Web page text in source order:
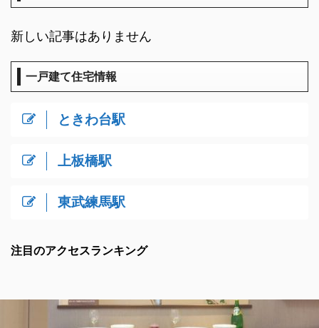
新しい記事はありません
一戸建て住宅情報
ときわ台駅
上板橋駅
東武練馬駅
注目のアクセスランキング